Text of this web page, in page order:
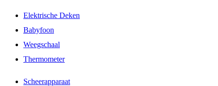
Elektrische Deken
Babyfoon
Weegschaal
Thermometer
Scheerapparaat